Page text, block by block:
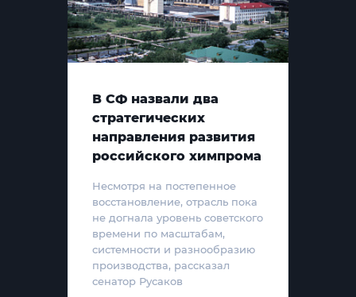
В СФ назвали два
стратегических
направления развития
российского химпрома
Несмотря на постепенное
восстановление, отрасль пока
не догнала уровень советского
времени по масштабам,
системности и разнообразию
производства, рассказал
сенатор Русаков